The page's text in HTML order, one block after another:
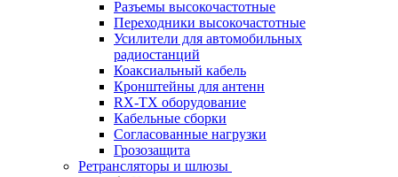
Разъемы высокочастотные
Переходники высокочастотные
Усилители для автомобильных
радиостанций
Коаксиальный кабель
Кронштейны для антенн
RX-TX оборудование
Кабельные сборки
Согласованные нагрузки
Грозозащита
Ретрансляторы и шлюзы